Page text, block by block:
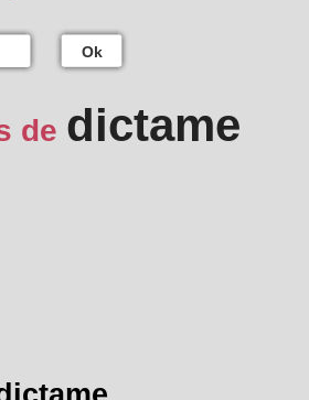
Ok
de dictame